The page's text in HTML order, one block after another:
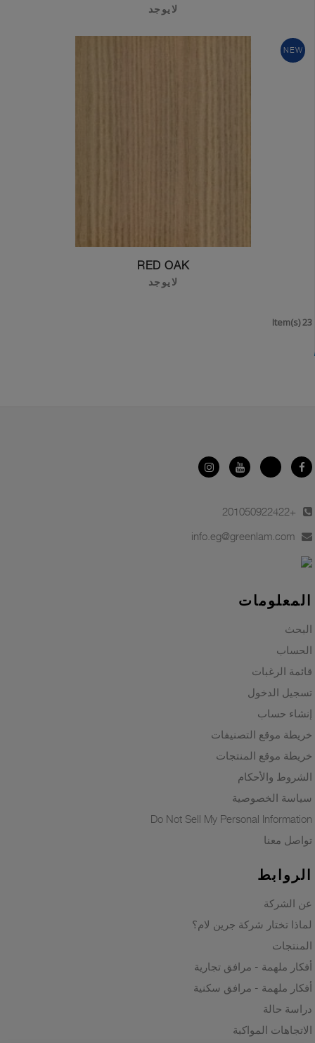
لايوجد
NEW
RED OAK
لايوجد
23 Item(s)
+201050922422
info.eg@greenlam.com
المعلومات
البحث
الحساب
قائمة الرغبات
تسجيل الدخول
إنشاء حساب
خريطة موقع التصنيفات
خريطة موقع المنتجات
الشروط والأحكام
سياسة الخصوصية
Do Not Sell My Personal Information
تواصل معنا
الروابط
عن الشركة
لماذا تختار شركة جرين لام؟
المنتجات
أفكار ملهمة - مرافق تجارية
أفكار ملهمة - مرافق سكنية
دراسة حالة
الاتجاهات المواكبة